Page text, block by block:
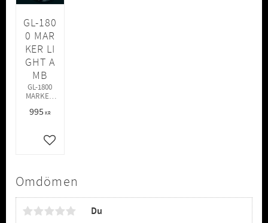
Omdömen
Du
GL-180
0 MAR
KER LI
GHT A
MB
GL-1800
MARKER
995 KR
Lägg till i favoriter